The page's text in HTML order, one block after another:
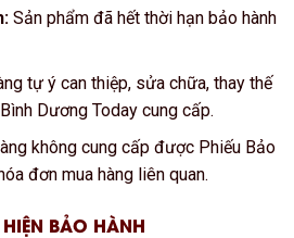
Sản phẩm đã hết thời hạn bảo hành
tự ý can thiệp, sửa chữa, thay thế
Dương Today cung cấp.
không cung cấp được Phiếu Bảo
đơn mua hàng liên quan.
BẢO HÀNH